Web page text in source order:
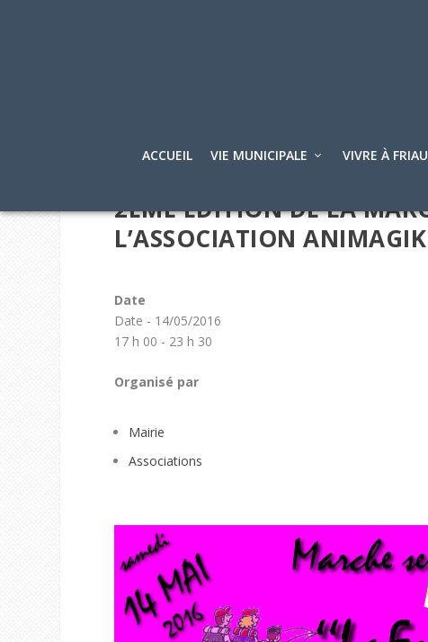
ACCUEIL VIE MUNICIPALE VIVRE À
2ÈME ÉDITION DE LA
L’ASSOCIATION ANIMAGIK
Date
Date - 14/05/2016
17 h 00 - 23 h 30
Organisé par
Mairie
Associations